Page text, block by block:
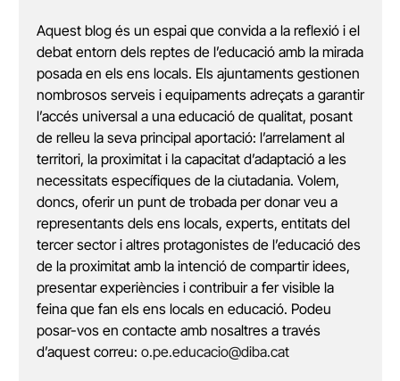
Aquest blog és un espai que convida a la reflexió i el
debat entorn dels reptes de l’educació amb la mirada
posada en els ens locals. Els ajuntaments gestionen
nombrosos serveis i equipaments adreçats a garantir
l’accés universal a una educació de qualitat, posant
de relleu la seva principal aportació: l’arrelament al
territori, la proximitat i la capacitat d’adaptació a les
necessitats específiques de la ciutadania. Volem,
doncs, oferir un punt de trobada per donar veu a
representants dels ens locals, experts, entitats del
tercer sector i altres protagonistes de l’educació des
de la proximitat amb la intenció de compartir idees,
presentar experiències i contribuir a fer visible la
feina que fan els ens locals en educació. Podeu
posar-vos en contacte amb nosaltres a través
d’aquest correu: o.pe.educacio@diba.cat